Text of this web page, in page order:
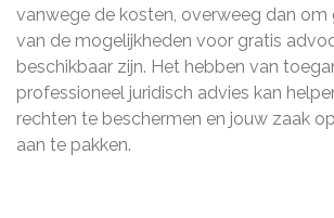
vanwege de kosten, overweeg dan om
van de mogelijkheden voor gratis
beschikbaar zijn. Het hebben van
professioneel juridisch advies kan
rechten te beschermen en jouw zaak
aan te pakken.